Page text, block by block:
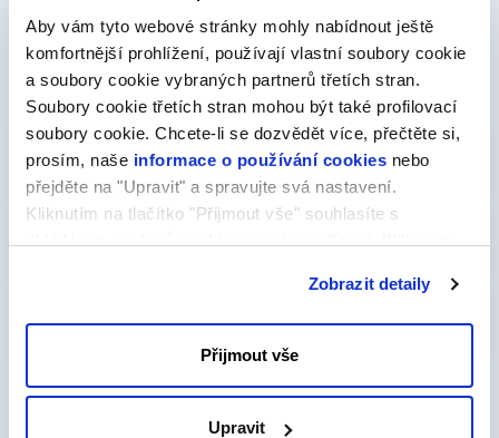
Aby vám tyto webové stránky mohly nabídnout ještě
komfortnější prohlížení, používají vlastní soubory cookie
a soubory cookie vybraných partnerů třetích stran.
Soubory cookie třetích stran mohou být také profilovací
soubory cookie. Chcete-li se dozvědět více, přečtěte si,
prosím, naše informace o používání cookies nebo
přejděte na "Upravit" a spravujte svá nastavení.
Kliknutím na tlačítko "Přijmout vše" souhlasíte s
Zobrazit detaily
Přijmout vše
Upravit
Doplňkové služby
Objednávku doplňkových služeb lze provést v rámci
objednávky webhostingu či následně ze zákaznické
administrace.
Webhosting
E-maily
Ostatní služby